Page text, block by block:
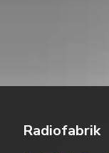
Radiofabrik